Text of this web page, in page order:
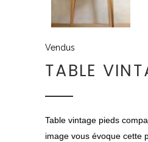
Vendus
TABLE
Table vintage pieds
image vous évoque cette